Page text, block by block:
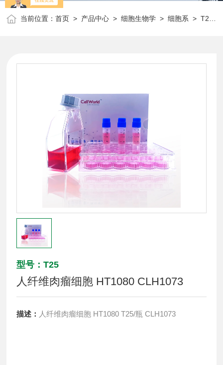
当前位置：首页 > 产品中心 >细胞生物学 >细胞系 > T25人纤维肉瘤细胞 HT1080 CLH1073
型号：T25
人纤维肉瘤细胞 HT1080 CLH1073
描述： 人纤维肉瘤细胞 HT1080 T25/瓶 CLH1073